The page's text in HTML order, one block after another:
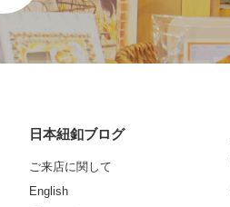
日本紐釦ブログ
ご来店に関して
English